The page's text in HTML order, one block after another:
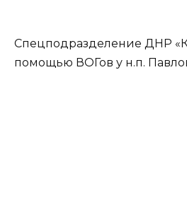
Спецподразделение ДНР
помощью ВОГов у н.п.